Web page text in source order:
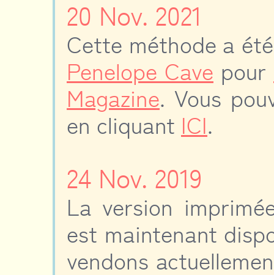
20 Nov. 2021
Cette méthode a
Penelope Cave pour
Magazine. Vous
en cliquant ICI.
24 Nov. 2019
La version
est maintenant
vendons